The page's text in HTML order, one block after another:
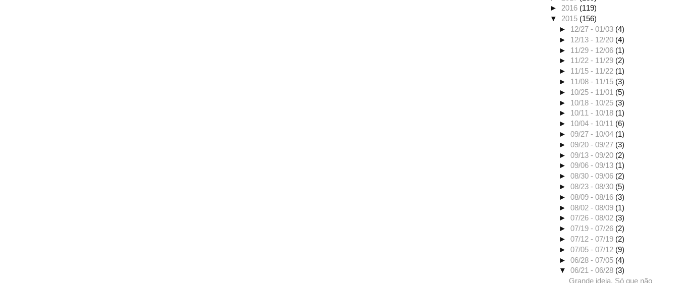
►2016 (119)
▼ 2015 (156)
► 12/27 - 01/03 (4)
► 12/13 - 12/20 (4)
► 11/29 - 12/06 (1)
► 11/22 - 11/29 (2)
► 11/15 - 11/22 (1)
► 11/08 - 11/15 (3)
► 10/25 - 11/01 (5)
► 10/18 - 10/25 (3)
► 10/11 - 10/18 (1)
► 10/04 - 10/11 (6)
►09/27 - 10/04 (1)
►09/20 - 09/27 (3)
►09/13 - 09/20 (2)
►09/06 - 09/13 (1)
►08/30 - 09/06 (2)
►08/23 - 08/30 (5)
►08/09 - 08/16 (3)
►08/02 - 08/09 (1)
►07/26 - 08/02 (3)
►07/19 - 07/26 (2)
►07/12 - 07/19 (2)
►07/05 - 07/12 (9)
►06/28 - 07/05 (4)
▼06/21 - 06/28 (3)
Grande ideia. Só que não